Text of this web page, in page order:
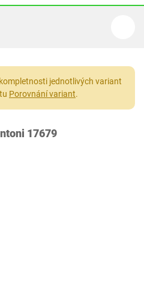
jednotlivých variant
Porovnání variant.
17679